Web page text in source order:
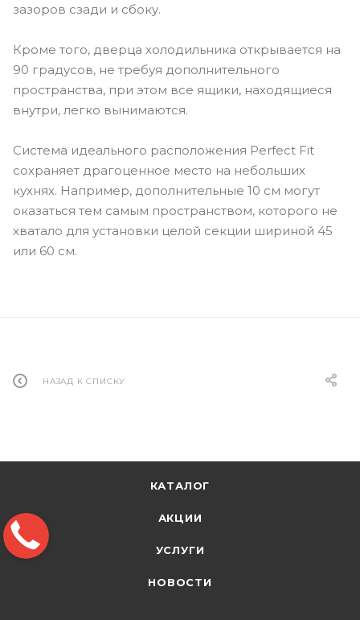
зазоров сзади и сбоку.
Кроме того, дверца холодильника открывается на
90 градусов, не требуя дополнительного
пространства, при этом все ящики, находящиеся
внутри, легко вынимаются.
Система идеального расположения Perfect Fit
сохраняет драгоценное место на небольших
кухнях. Например, дополнительные 10 см могут
оказаться тем самым пространством, которого не
хватало для установки целой секции шириной 45
или 60 см.
НАЗАД К СПИСКУ
КАТАЛОГ
АКЦИИ
УСЛУГИ
НОВОСТИ